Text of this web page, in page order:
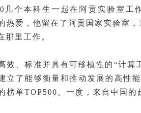
几个本科生一起在阿贡实验室工
热爱，他留在了阿贡国家实验室
那里工作。
效、标准并具有可移植性的“计算
立了能够衡量和推动发展的高性
榜单TOP500。一度，来自中国的